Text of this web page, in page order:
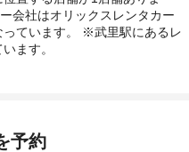
会社はオリックスレンタカー
っています。 ※武里駅にあるレ
ます。
予約